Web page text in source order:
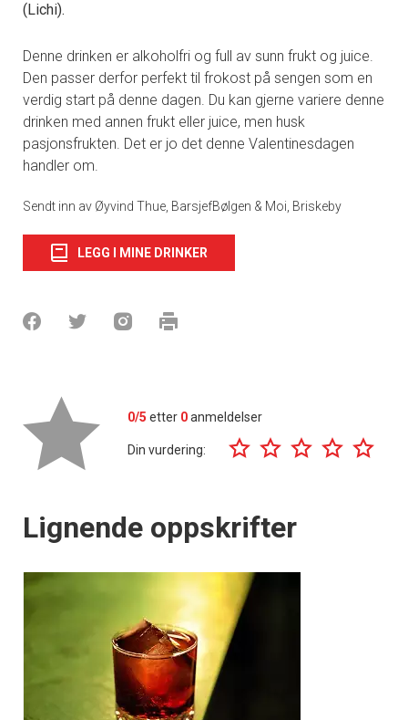
(Lichi).
Denne drinken er alkoholfri og full av sunn frukt og juice.
Den passer derfor perfekt til frokost på sengen som en
verdig start på denne dagen. Du kan gjerne variere denne
drinken med annen frukt eller juice, men husk
pasjonsfrukten. Det er jo det denne Valentinesdagen
handler om.
Sendt inn av Øyvind Thue, BarsjefBølgen & Moi, Briskeby
LEGG I MINE DRINKER
0/5 etter 0anmeldelser
Din vurdering:
Lignende oppskrifter